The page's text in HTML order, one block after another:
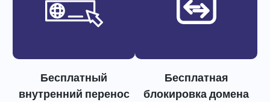
Бесплатный
внутренний перенос
Бесплатная
блокировка домена